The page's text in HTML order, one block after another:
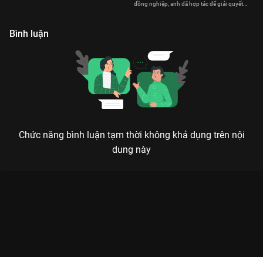
đồng nghiệp, anh đã hợp tác để giải quyết
Bình luận
Chức năng bình luận tạm thời không khả dụng trên nội
dung này